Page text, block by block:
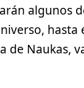
algunos
hasta
de Naukas,